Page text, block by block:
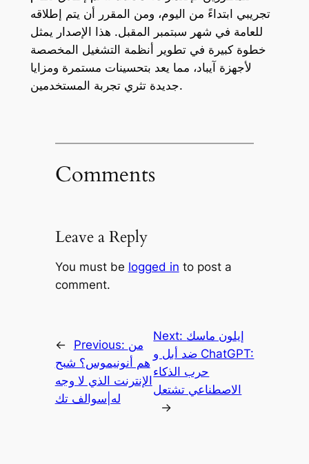
تجريبي ابتداءً من اليوم، ومن المقرر أن يتم إطلاقه
للعامة في شهر سبتمبر المقبل. هذا الإصدار يمثل
خطوة كبيرة في تطوير أنظمة التشغيل المخصصة
لأجهزة آيباد، مما يعد بتحسينات مستمرة ومزايا
جديدة تثري تجربة المستخدمين.
Comments
Leave a Reply
You must be logged in to post a
comment.
← Previous: من
هم أنونيموس؟ شبح
الإنترنت الذي لا وجه
له|سوالف تك
Next: إيلون ماسك
ضد أبل و ChatGPT:
حرب الذكاء
الاصطناعي تشتعل
→